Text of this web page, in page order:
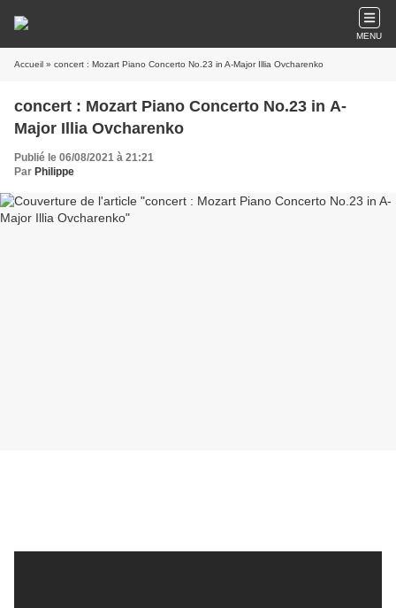
MENU
Accueil » concert : Mozart Piano Concerto No.23 in A-Major Illia Ovcharenko
concert : Mozart Piano Concerto No.23 in A-
Major Illia Ovcharenko
Publié le 06/08/2021 à 21:21
Par Philippe